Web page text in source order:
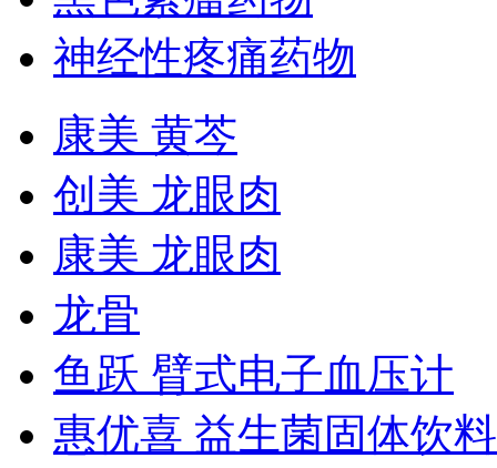
神经性疼痛药物
康美 黄芩
创美 龙眼肉
康美 龙眼肉
龙骨
鱼跃 臂式电子血压计
惠优喜 益生菌固体饮料